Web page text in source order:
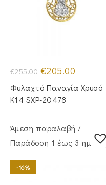
€255.00 Original
price
was:
€255.00.
€205.00
τιμή
είναι:
Φυλαχτό Παναγία Χρυσό
Κ14 SXP-20478
Άμεση παραλαβή /
Παράδoση 1 έως 3 ημέρες
-16%